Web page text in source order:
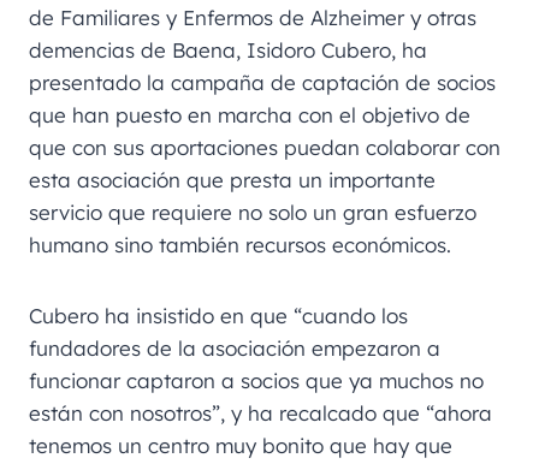
de Familiares y Enfermos de Alzheimer y otras
demencias de Baena, Isidoro Cubero, ha
presentado la campaña de captación de socios
que han puesto en marcha con el objetivo de
que con sus aportaciones puedan colaborar con
esta asociación que presta un importante
servicio que requiere no solo un gran esfuerzo
humano sino también recursos económicos.
Cubero ha insistido en que “cuando los
fundadores de la asociación empezaron a
funcionar captaron a socios que ya muchos no
están con nosotros”, y ha recalcado que “ahora
tenemos un centro muy bonito que hay que